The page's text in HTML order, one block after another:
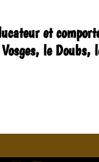
et
Vosges, le